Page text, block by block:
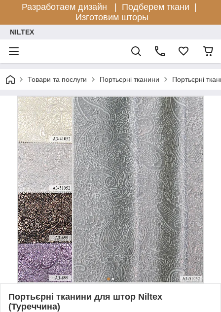
Разработаем дизайн |
Подберем ткани |
Изготовим шторы
NILTEX
Товари та послуги Портьєрні тканини Портьєрні
Портьєрні тканини для штор Niltex
(Туреччина)